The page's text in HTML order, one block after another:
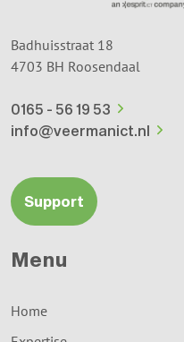
Badhuisstraat 18
4703 BH Roosendaal
0165 - 56 19 53
info@veermanict.nl
Support
Menu
Home